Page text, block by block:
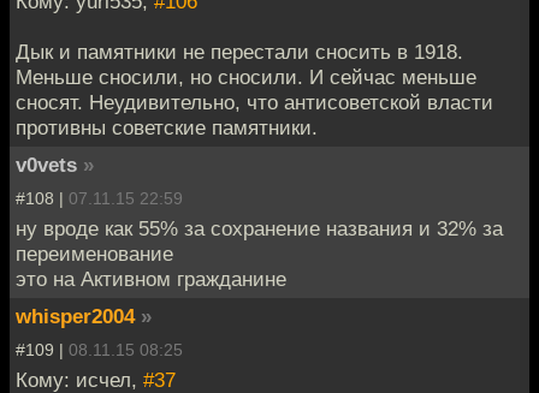
Дык и памятники не перестали сносить в 1918.
Меньше сносили, но сносили. И сейчас меньше
сносят. Неудивительно, что антисоветской власти
противны советские памятники.
v0vets »
#108 | 07.11.15 22:59
ну вроде как 55% за сохранение названия и 32% за
переименование
это на Активном гражданине
whisper2004 »
#109 | 08.11.15 08:25
Кому: исчел, #37